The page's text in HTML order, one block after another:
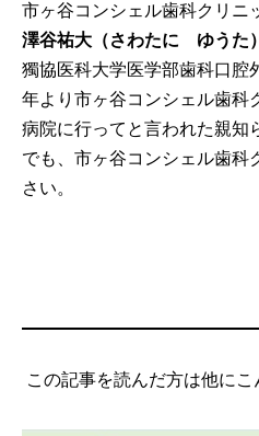
市ヶ谷コンシェル歯科クリニ
澤谷祐大（さわたに ゆうた）
獨協医科大学医学部歯科口腔
年より市ヶ谷コンシェル歯科
病院に行ってと言われた親知
でも、市ヶ谷コンシェル歯科
さい。
この記事を読んだ方は他にこ